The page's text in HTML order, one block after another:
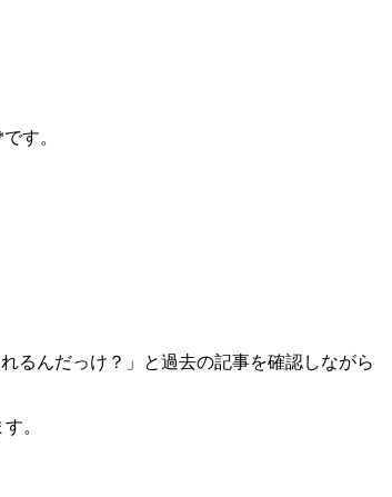
す。
るんだっけ？」と過去の記事を確認しながら
。